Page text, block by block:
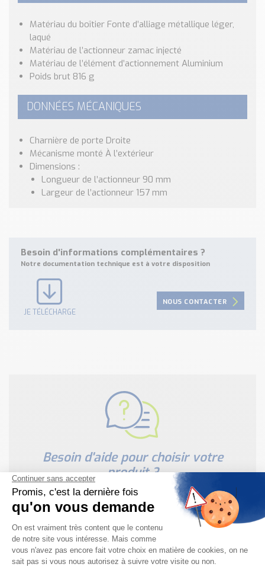
Nos Réalisations
Conseils et Actualités
Catalogue des essentiels pour les brasseries et micro-
brasseries
Contact & Devis
Matériau du boîtier Fonte d’alliage métallique léger,
laqué
Matériau de l’actionneur zamac injecté
Matériau de l’élément d’actionnement Aluminium
Poids brut 816 g
DONNÉES MÉCANIQUES
Charnière de porte Droite
Mécanisme monté À l’extérieur
Dimensions :
Longueur de l’actionneur 90 mm
Largeur de l’actionneur 157 mm
Besoin d'informations complémentaires ?
Notre documentation technique est à votre disposition
JE TÉLÉCHARGE
NOUS CONTACTER
Besoin d'aide pour choisir votre
produit ?
Nous sommes à votre disposition pour définir
votre projet
NOUS CONTACTER